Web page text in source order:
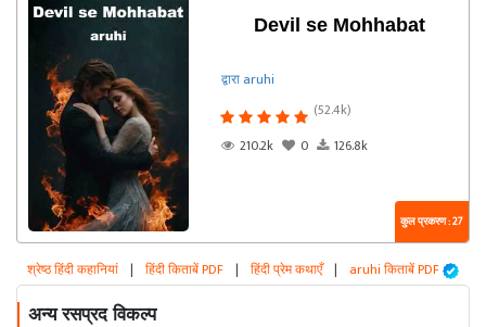
Devil se Mohhabat
द्वारा aruhi
(52.4k)
210.2k
0 126.8k
कुल प्रकरण : 27
श्रेष्ठ हिंदी कहानियां | हिंदी किताबें PDF | हिंदी प्रेम कथाएँ | aruhi किताबें PDF
अन्य रसप्रद विकल्प